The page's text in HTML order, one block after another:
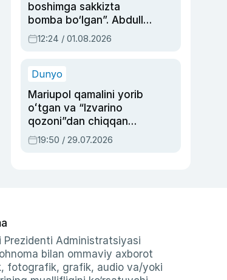
boshimga sakkizta
bomba bo‘lgan”. Abdulla
Oripovni siyosiy
ayblovlardan asrab
12:24 / 01.08.2026
Dunyo
Mariupol qamalini yorib
oʻtgan va “Izvarino
qozoni”dan chiqqan
qahramon — Ukraina
armiyasi bosh
19:50 / 29.07.2026
Prezidenti Administratsiyasi
bilan ommaviy axborot
fotografik, grafik, audio va/yoki